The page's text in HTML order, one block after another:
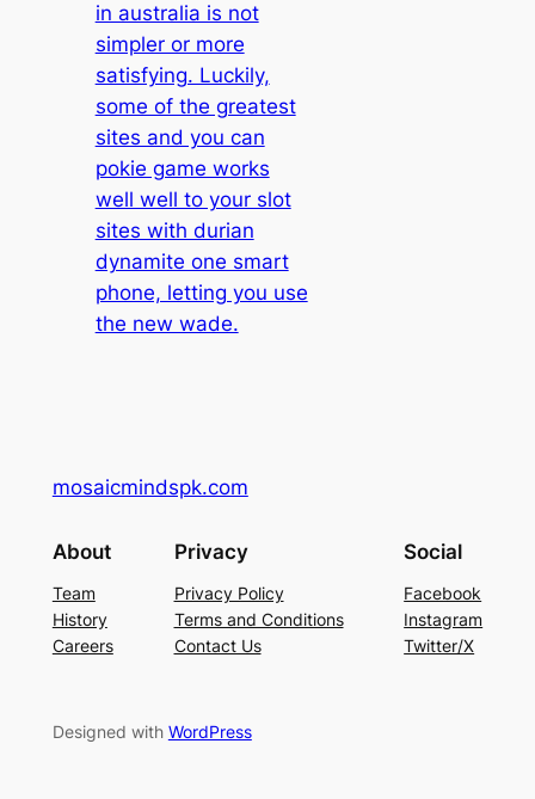
in australia is not
simpler or more
satisfying. Luckily,
some of the greatest
sites and you can
pokie game works
well well to your slot
sites with durian
dynamite one smart
phone, letting you use
the new wade.
mosaicmindspk.com
About
Team
History
Careers
Privacy
Privacy Policy
Terms and Conditions
Contact Us
Social
Facebook
Instagram
Twitter/X
Designed with WordPress